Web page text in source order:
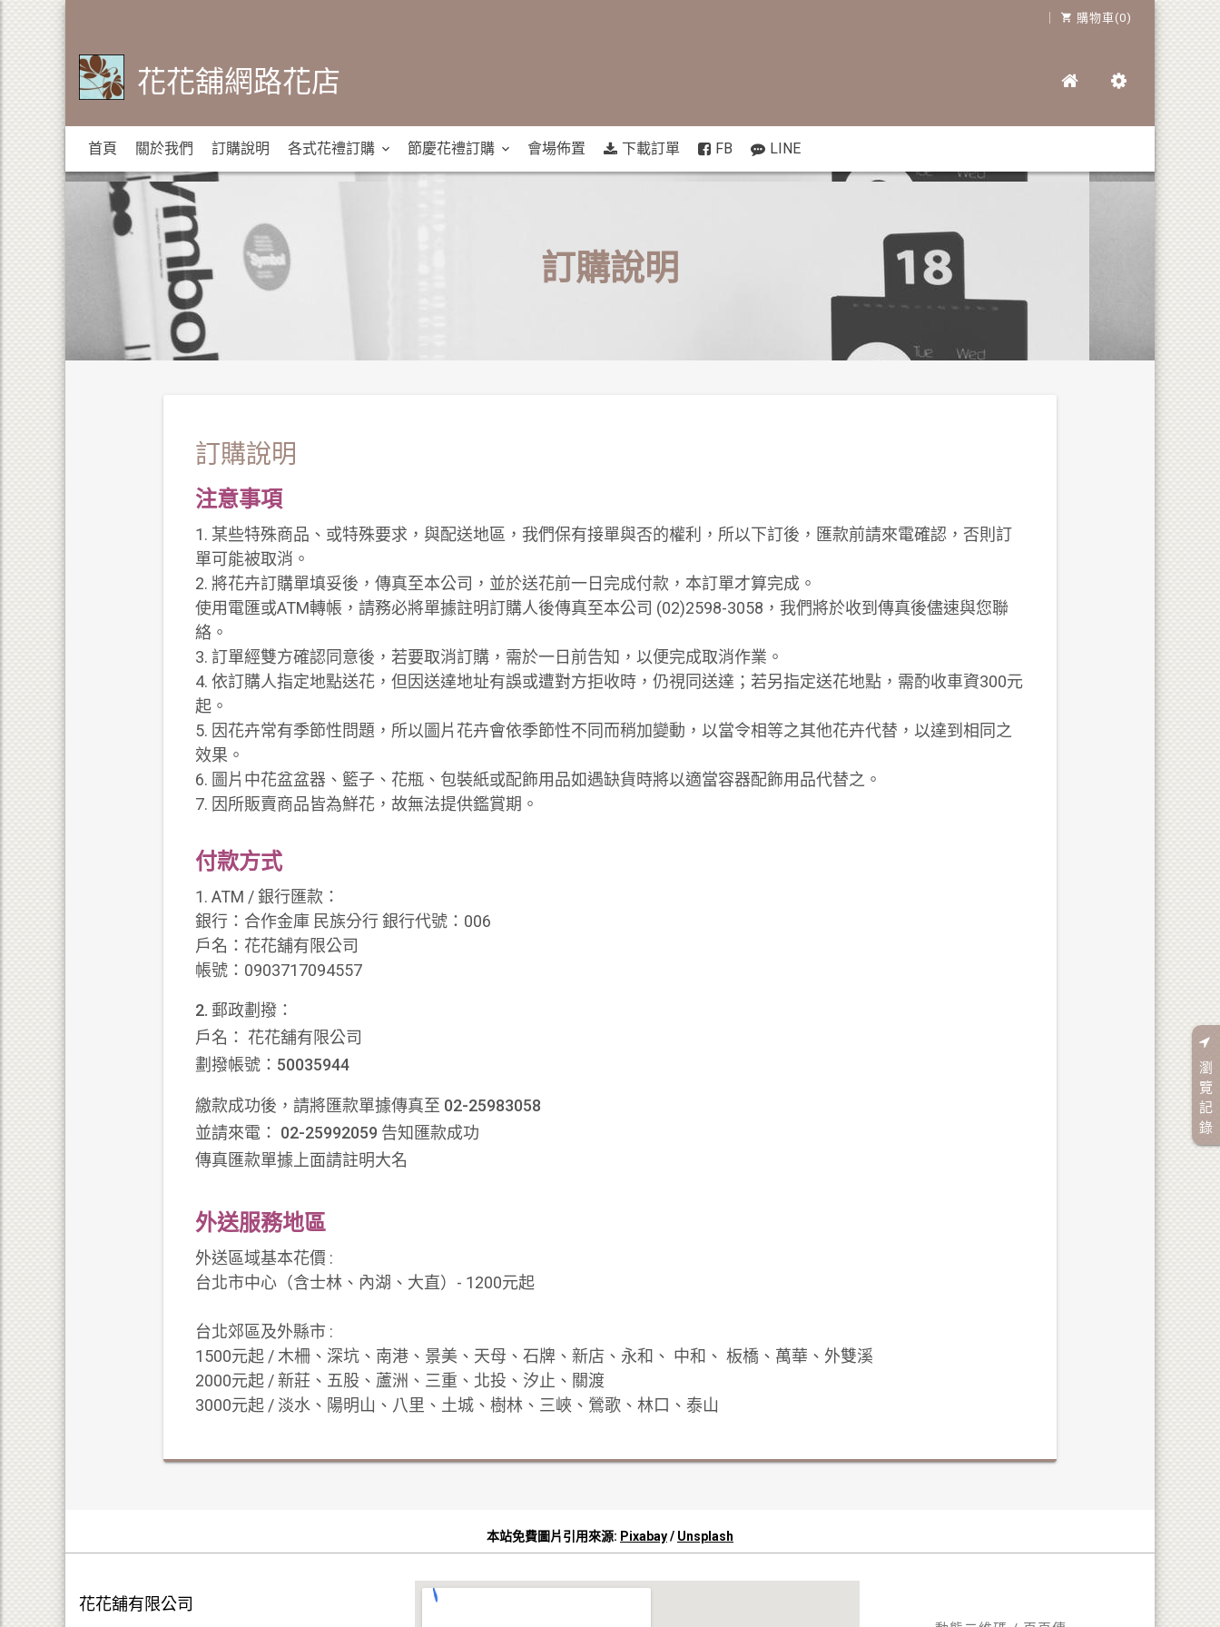
購物車(0)
花花舖網路花店
首頁 關於我們 訂購說明 各式花禮訂購 節慶花禮訂購 會場佈置 下載訂單 FB LINE
訂購說明
訂購說明
注意事項
1. 某些特殊商品、或特殊要求，與配送地區，我們保有接單與否的權利，所以下訂後，匯款前請來電確認，否則訂
單可能被取消。
2. 將花卉訂購單填妥後，傳真至本公司，並於送花前一日完成付款，本訂單才算完成。
使用電匯或ATM轉帳，請務必將單據註明訂購人後傳真至本公司 (02)2598-3058，我們將於收到傳真後儘速與您聯
絡。
3. 訂單經雙方確認同意後，若要取消訂購，需於一日前告知，以便完成取消作業。
4. 依訂購人指定地點送花，但因送達地址有誤或遭對方拒收時，仍視同送達；若另指定送花地點，需酌收車資300元
起。
5. 因花卉常有季節性問題，所以圖片花卉會依季節性不同而稍加變動，以當令相等之其他花卉代替，以達到相同之
效果。
6. 圖片中花盆盆器、籃子、花瓶、包裝紙或配飾用品如遇缺貨時將以適當容器配飾用品代替之。
7. 因所販賣商品皆為鮮花，故無法提供鑑賞期。
付款方式
1. ATM / 銀行匯款：
銀行：合作金庫 民族分行 銀行代號：006
戶名：花花舖有限公司
帳號：0903717094557
2. 郵政劃撥：
戶名： 花花舖有限公司
劃撥帳號：50035944
繳款成功後，請將匯款單據傳真至 02-25983058
並請來電： 02-25992059 告知匯款成功
傳真匯款單據上面請註明大名
外送服務地區
外送區域基本花價 :
台北市中心（含士林、內湖、大直）- 1200元起
台北郊區及外縣市 :
1500元起 / 木柵、深坑、南港、景美、天母、石牌、新店、永和、 中和、 板橋、萬華、外雙溪
2000元起 / 新莊、五股、蘆洲、三重、北投、汐止、關渡
3000元起 / 淡水、陽明山、八里、土城、樹林、三峽、鶯歌、林口、泰山
本站免費圖片引用來源: Pixabay/ Unsplash
花花舖有限公司
瀏
覽
記
錄